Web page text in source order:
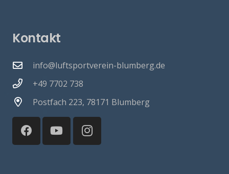
Kontakt
info@luftsportverein-blumberg.de
+49 7702 738
Postfach 223, 78171 Blumberg